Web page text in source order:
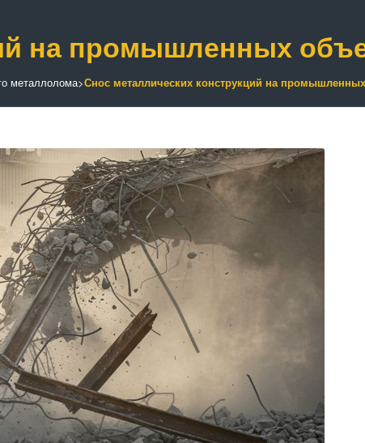
на промышленных
металлолома>Снос металлических конструкций на